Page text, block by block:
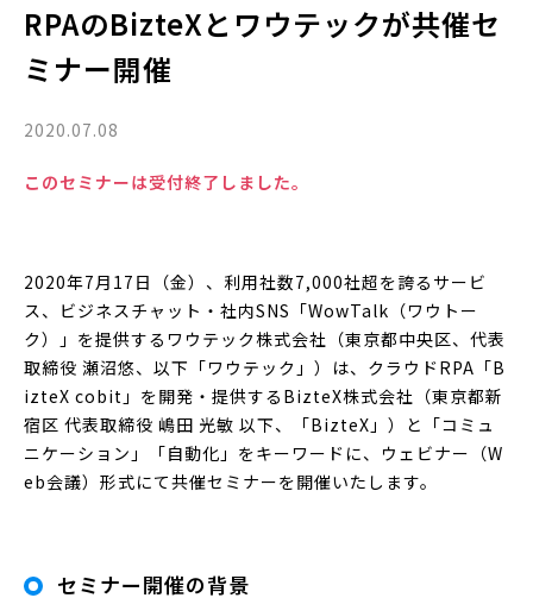
RPAのBizteXとワウテックが共催セ
ミナー開催
2020.07.08
このセミナーは受付終了しました。
2020年7月17日（金）、利用社数7,000社超を誇るサービ
ス、ビジネスチャット・社内SNS「WowTalk（ワウトー
ク）」を提供するワウテック株式会社（東京都中央区、代表
取締役 瀬沼悠、以下「ワウテック」）は、クラウドRPA「B
izteX cobit」を開発・提供するBizteX株式会社（東京都新
宿区 代表取締役 嶋田 光敏 以下、「BizteX」）と「コミュ
ニケーション」「自動化」をキーワードに、ウェビナー（W
eb会議）形式にて共催セミナーを開催いたします。
セミナー開催の背景